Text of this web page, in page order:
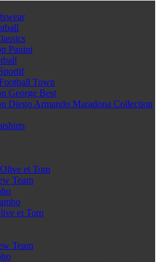
Panini
Town
George Best
Diego Armando Maradona Collection
et Tom
Team
et Tom
Team